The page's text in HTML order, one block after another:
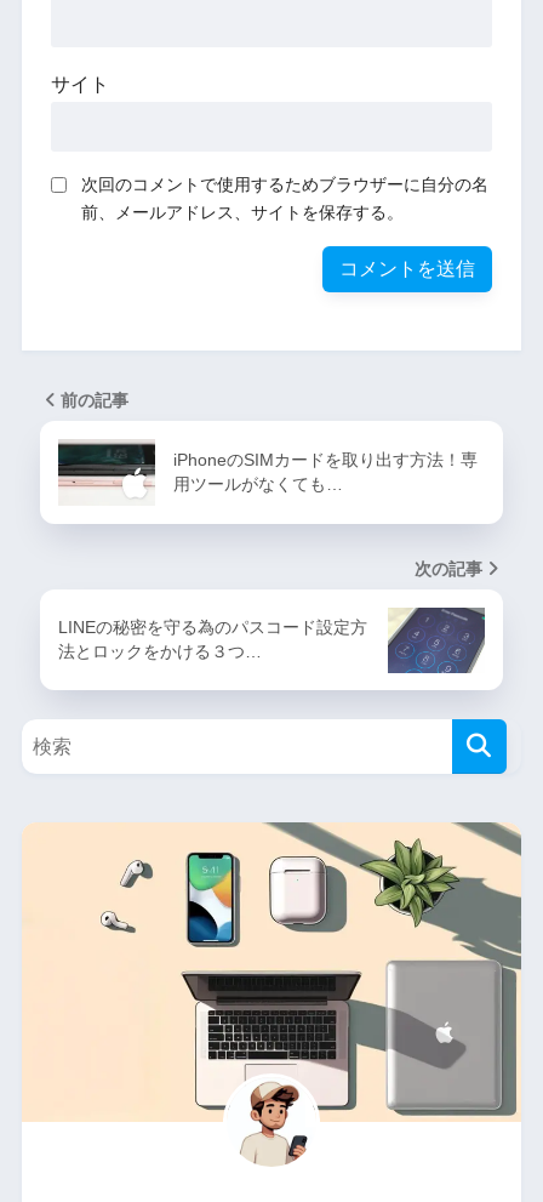
サイト
次回のコメントで使用するためブラウザーに自分の名
前、メールアドレス、サイトを保存する。
前の記事
iPhoneのSIMカードを取り出す方法！専
用ツールがなくても…
次の記事
LINEの秘密を守る為のパスコード設定方
法とロックをかける３つ…